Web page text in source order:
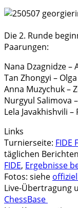
Die 2. Runde
Paarungen:
Nana Dzagnidze –
Tan Zhongyi –
Anna Muzychuk –
Nurgyul Salimova
Lela Javakhishvili
Links
Turnierseite: FIDE
täglichen
FIDE, Ergebnisse
Fotos: siehe
Live-Übertragung
ChessBase